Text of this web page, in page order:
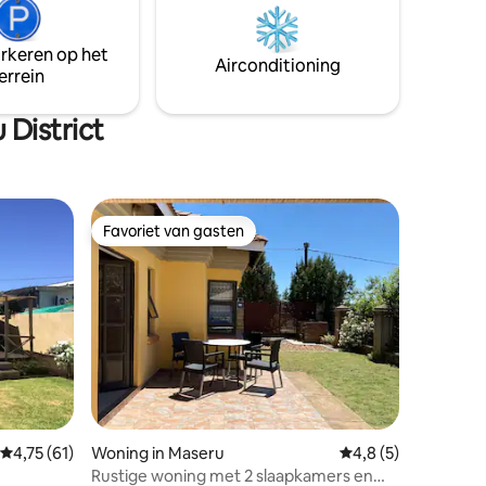
is de
naar een afgelegen dorp en proef
traditioneel eten met de meeste
ingrediënten uit onze tuin. Casa Tumi
biedt echte Lesotho het land dat toen
op het
Airconditioning
District
Gemiddelde beoordeling van 4,75 uit 5, 61 recensies
4,75 (61)
Favoriet van gasten
Favoriet van gasten
Woning in Maseru Gemiddelde
4,8 (5)
Rustige woning met 2 slaapkamers en